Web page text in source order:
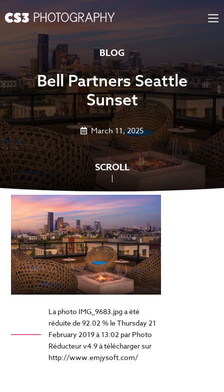
to
BLOG
Bell Partners Seattle
Sunset
March 11, 2025
SCROLL
La photo IMG_9683.jpg a été
réduite de 92.02 % le Thursday 21
February 2019 à 13:02 par Photo
Réducteur v4.9 à télécharger sur
http://www.emjysoft.com/